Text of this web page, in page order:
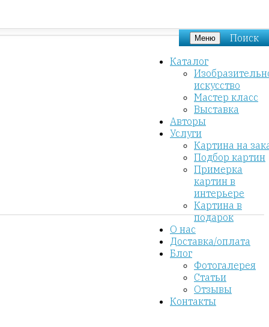
Меню
Поиск
Каталог
искусство
Мастер класс
Выставка
Авторы
Услуги
Картина на
Подбор картин
Примерка
картин в
интерьере
Картина в
подарок
О нас
Доставка/оплата
Блог
Фотогалерея
Статьи
Отзывы
Контакты